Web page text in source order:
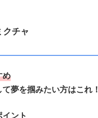
クチャ
め
夢を掴みたい方はこれ！
ント